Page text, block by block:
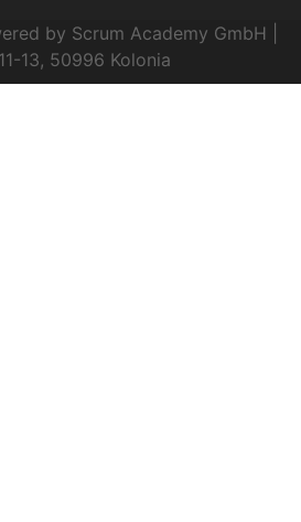
by Scrum Academy GmbH |
13, 50996 Kolonia